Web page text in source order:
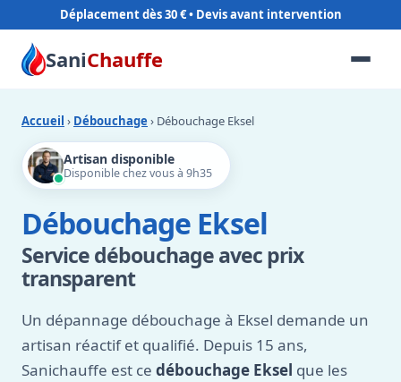
Déplacement dès 30 €
SaniChauffe
Accueil › Débouchage › Débouchage Eksel
Artisan disponible
Disponible chez vous à 9h35
Débouchage Eksel
Service débouchage avec prix
transparent
Un dépannage débouchage à Eksel demande un
artisan réactif et qualifié. Depuis 15 ans,
Sanichauffe est ce débouchage Eksel que les